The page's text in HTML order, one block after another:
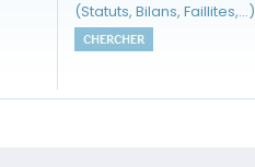
(Statuts, Bilans, Faillites,...)